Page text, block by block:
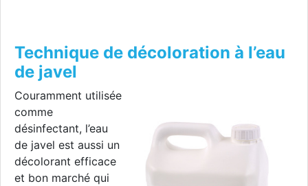
Technique de décoloration à l’eau
de javel
Couramment utilisée
comme
désinfectant, l’eau
de javel est aussi un
décolorant efficace
et bon marché qui